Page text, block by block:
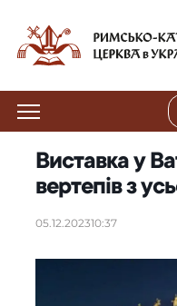
Виставка у
вертепів з
05.12.202310:37